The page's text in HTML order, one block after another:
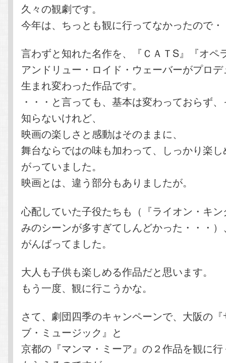
久々の観劇です。
今年は、ちっとも観に行ってなかったので
言わずと知れた名作を、『ＣＡＴS』『オペ
アンドリュー・ロイド・ウェーバーがプロ
生まれ変わった作品です。
・・・と言っても、基本は変わっておらず
知らないけれど、
映画の楽しさと感動はそのままに、
舞台ならではの味も加わって、しっかり楽
がっていました。
映画とは、違う部分もありましたが。
心配していた子役たちも（『ライオン・キ
みのシーンが多すぎてしんどかった・・・）
がんばってました。
大人も子供も楽しめる作品だと思います。
もう一度、観に行こうかな。
さて、劇団四季のキャンペーンで、大阪の
ブ・ミュージック』と
京都の『マンマ・ミーア』の２作品を観に